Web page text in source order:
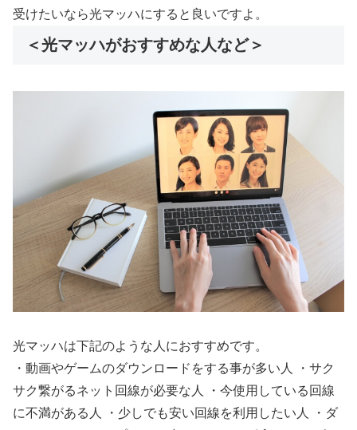
受けたいなら光マッハにすると良いですよ。
＜光マッハがおすすめな人など＞
光マッハは下記のような人におすすめです。
・動画やゲームのダウンロードをする事が多い人 ・サク
サク繋がるネット回線が必要な人 ・今使用している回線
に不満がある人 ・少しでも安い回線を利用したい人 ・ダ